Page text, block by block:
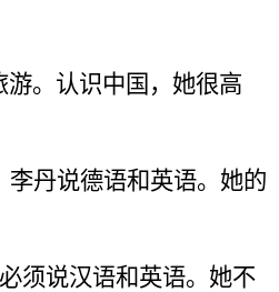
。 认识中国，她很高
李丹说德语和英语。她的
须说汉语和英语。她不